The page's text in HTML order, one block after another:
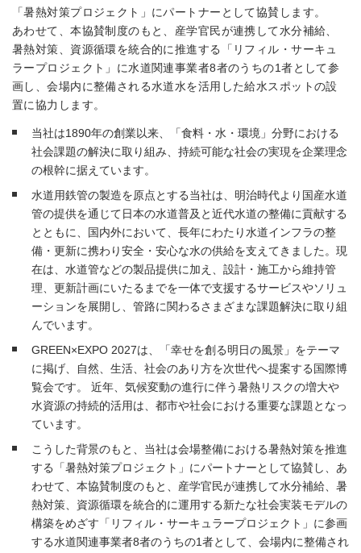
「暑熱対策プロジェクト」にパートナーとして協賛します。
あわせて、本協賛制度のもと、産学官民が連携して水分補給、
暑熱対策、資源循環を統合的に推進する「リフィル・サーキュ
ラープロジェクト」に水道関連事業者8者のうちの1者として参
画し、会場内に整備される水道水を活用した給水スポットの設
置に協力します。
当社は1890年の創業以来、「食料・水・環境」分野における
社会課題の解決に取り組み、持続可能な社会の実現を企業理念
の根幹に据えています。
水道用鉄管の製造を原点とする当社は、明治時代より国産水道
管の提供を通じて日本の水道普及と近代水道の整備に貢献する
とともに、国内外において、長年にわたり水道インフラの整
備・更新に携わり安全・安心な水の供給を支えてきました。現
在は、水道管などの製品提供に加え、設計・施工から維持管
理、更新計画にいたるまでを一体で支援するサービスやソリュ
ーションを展開し、管路に関わるさまざまな課題解決に取り組
んでいます。
GREEN×EXPO 2027は、「幸せを創る明日の風景」をテーマ
に掲げ、自然、生活、社会のあり方を次世代へ提案する国際博
覧会です。 近年、気候変動の進行に伴う暑熱リスクの増大や
水資源の持続的活用は、都市や社会における重要な課題となっ
ています。
こうした背景のもと、当社は会場整備における暑熱対策を推進
する「暑熱対策プロジェクト」にパートナーとして協賛し、あ
わせて、本協賛制度のもと、産学官民が連携して水分補給、暑
熱対策、資源循環を統合的に運用する新たな社会実装モデルの
構築をめざす「リフィル・サーキュラープロジェクト」に参画
する水道関連事業者8者のうちの1者として、会場内に整備され